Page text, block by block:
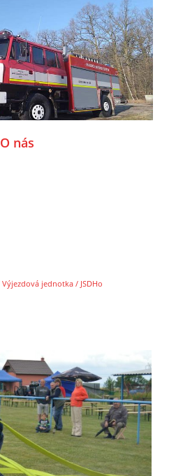
O nás
Výjezdová jednotka / JSDHo